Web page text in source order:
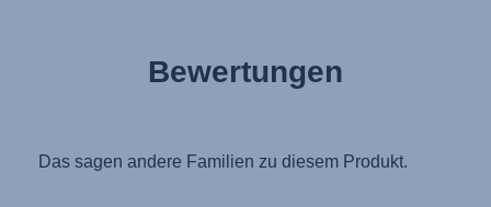
Bewertungen